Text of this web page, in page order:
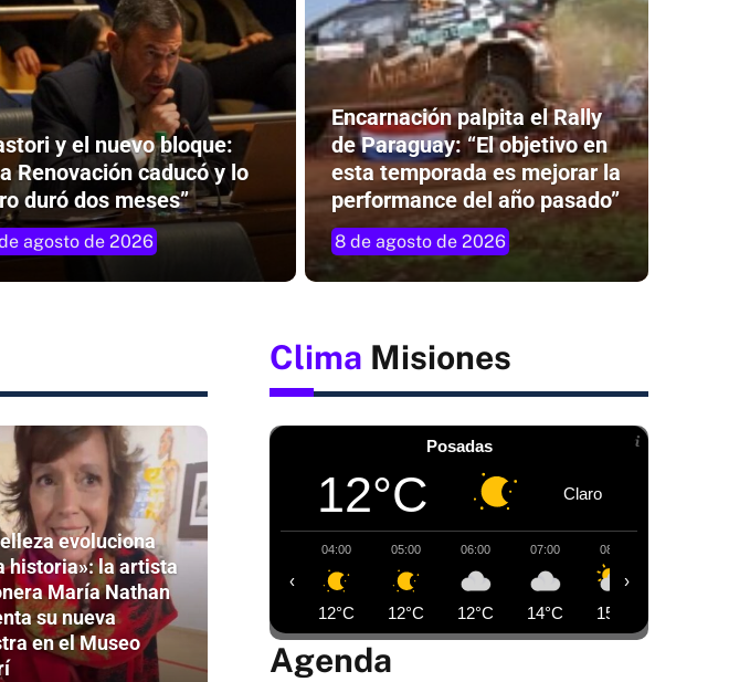
y el nuevo bloque:
Renovación caducó y lo
duró dos meses”
agosto de 2026
Encarnación palpita el Rally
de Paraguay: “El objetivo en
esta temporada es mejorar la
performance del año pasado”
8 de agosto de 2026
evoluciona
historia»: la artista
María Nathan
su nueva
en el Museo
Clima Misiones
Posadas
12°C Claro
04:00
12°C
05:00
12°C
06:00
12°C
07:00
14°C
08:00
15°C
‹ ›
Agenda